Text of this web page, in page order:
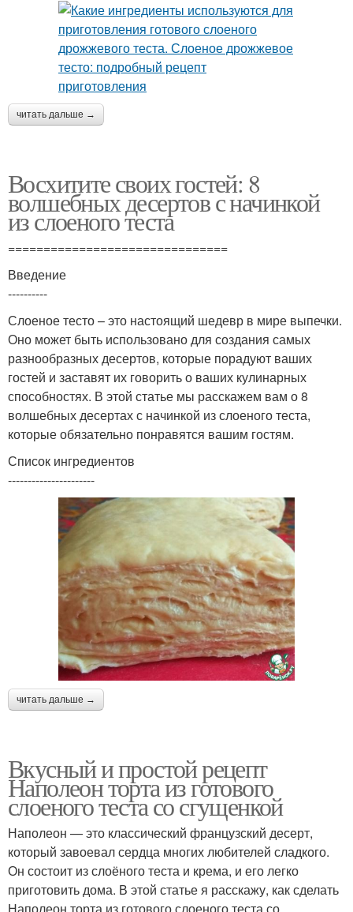
читать дальше →
Восхитите своих гостей: 8
волшебных десертов с начинкой
из слоеного теста
===============================
Введение
----------
Слоеное тесто – это настоящий шедевр в мире выпечки.
Оно может быть использовано для создания самых
разнообразных десертов, которые порадуют ваших
гостей и заставят их говорить о ваших кулинарных
способностях. В этой статье мы расскажем вам о 8
волшебных десертах с начинкой из слоеного теста,
которые обязательно понравятся вашим гостям.
Список ингредиентов
----------------------
читать дальше →
Вкусный и простой рецепт
Наполеон торта из готового
слоеного теста со сгущенкой
Наполеон — это классический французский десерт,
который завоевал сердца многих любителей сладкого.
Он состоит из слоёного теста и крема, и его легко
приготовить дома. В этой статье я расскажу, как сделать